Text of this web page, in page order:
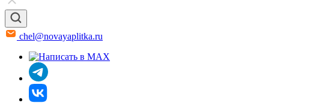
chel@novayaplitka.ru